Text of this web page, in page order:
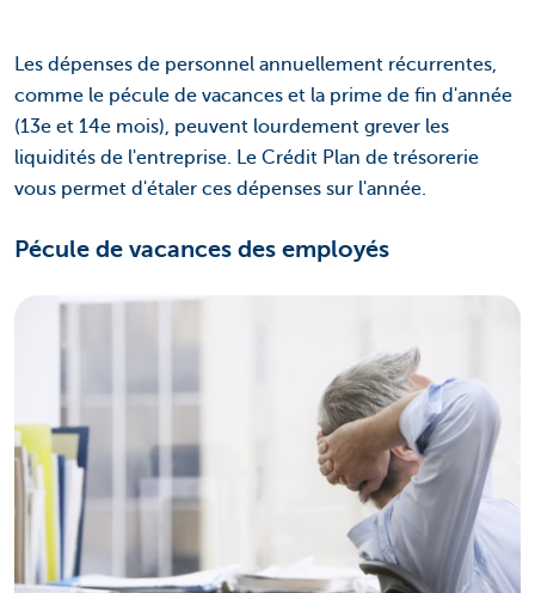
Les dépenses de personnel annuellement récurrentes,
comme le pécule de vacances et la prime de fin d'année
(13e et 14e mois), peuvent lourdement grever les
liquidités de l'entreprise. Le Crédit Plan de trésorerie
vous permet d'étaler ces dépenses sur l'année.
Pécule de vacances des employés